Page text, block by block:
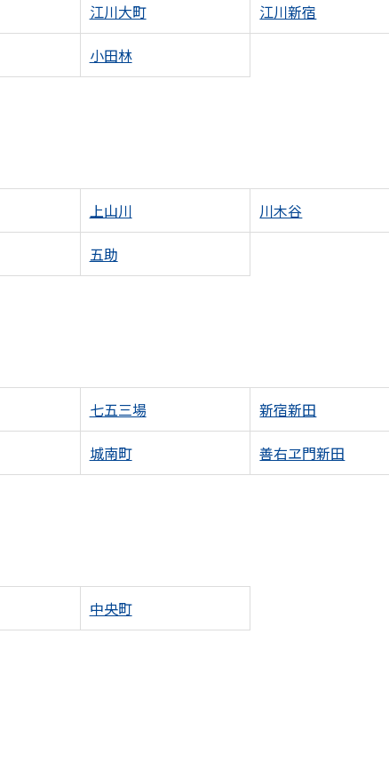
江川大町 江川新宿
小田林
上山川 川木谷
五助
七五三場 新宿新田
城南町 善右ヱ門新田
中央町